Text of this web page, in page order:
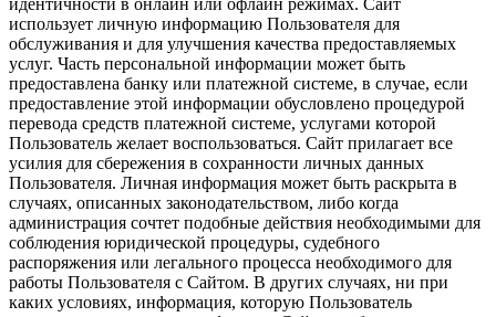
идентичности в онлайн или офлайн режимах. Сайт
использует личную информацию Пользователя для
обслуживания и для улучшения качества предоставляемых
услуг. Часть персональной информации может быть
предоставлена банку или платежной системе, в случае, если
предоставление этой информации обусловлено процедурой
перевода средств платежной системе, услугами которой
Пользователь желает воспользоваться. Сайт прилагает все
усилия для сбережения в сохранности личных данных
Пользователя. Личная информация может быть раскрыта в
случаях, описанных законодательством, либо когда
администрация сочтет подобные действия необходимыми для
соблюдения юридической процедуры, судебного
распоряжения или легального процесса необходимого для
работы Пользователя с Сайтом. В других случаях, ни при
каких условиях, информация, которую Пользователь